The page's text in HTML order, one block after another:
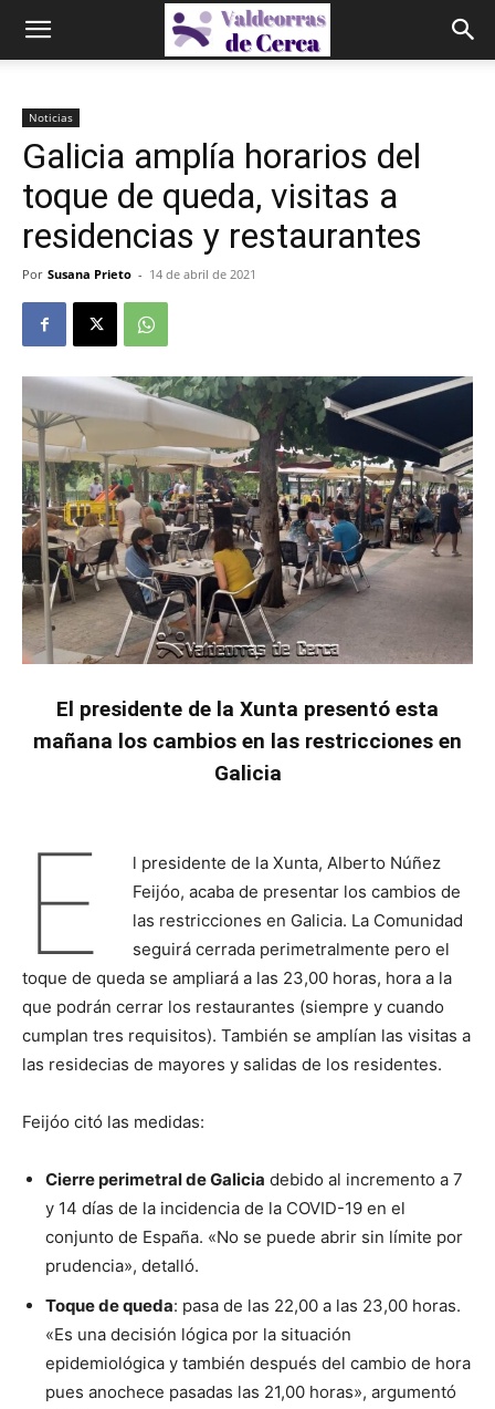
Noticias
Galicia amplía horarios del
toque de queda, visitas a
residencias y restaurantes
Por Susana Prieto - 14 de abril de 2021
El presidente de la Xunta presentó esta
mañana los cambios en las restricciones en
Galicia
E
l presidente de la Xunta, Alberto Núñez
Feijóo, acaba de presentar los cambios de
las restricciones en Galicia. La Comunidad
seguirá cerrada perimetralmente pero el
toque de queda se ampliará a las 23,00 horas, hora a la
que podrán cerrar los restaurantes (siempre y cuando
cumplan tres requisitos). También se amplían las visitas a
las residecias de mayores y salidas de los residentes.
Feijóo citó las medidas:
Cierre perimetral de Galicia debido al incremento a 7
y 14 días de la incidencia de la COVID-19 en el
conjunto de España. «No se puede abrir sin límite por
prudencia», detalló.
Toque de queda: pasa de las 22,00 a las 23,00 horas.
«Es una decisión lógica por la situación
epidemiológica y también después del cambio de hora
pues anochece pasadas las 21,00 horas», argumentó